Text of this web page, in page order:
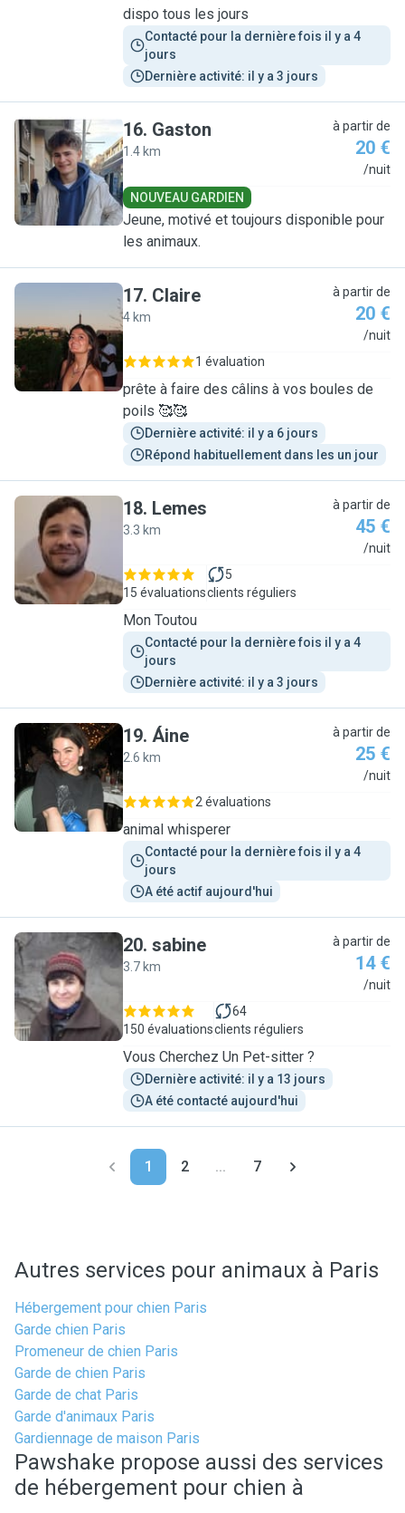
dispo tous les jours
Contacté pour la dernière fois il y a 4
jours
Dernière activité: il y a 3 jours
G
16. Gaston
1.4 km
à partir de
20 €
/nuit
NOUVEAU GARDIEN
Jeune, motivé et toujours disponible pour
les animaux.
C
17. Claire
4 km
à partir de
20 €
/nuit
1 évaluation
prête à faire des câlins à vos boules de
poils 🥰🥰
Dernière activité: il y a 6 jours
Répond habituellement dans les un jour
L
18. Lemes
3.3 km
à partir de
45 €
/nuit
15 évaluations
5
clients réguliers
Mon Toutou
Contacté pour la dernière fois il y a 4
jours
Dernière activité: il y a 3 jours
Á
19. Áine
2.6 km
à partir de
25 €
/nuit
2 évaluations
animal whisperer
Contacté pour la dernière fois il y a 4
jours
A été actif aujourd'hui
S
20. sabine
3.7 km
à partir de
14 €
/nuit
150 évaluations
64
clients réguliers
Vous Cherchez Un Pet-sitter ?
Dernière activité: il y a 13 jours
A été contacté aujourd'hui
1 2 ... 7
Autres services pour animaux à Paris
Hébergement pour chien Paris
Garde chien Paris
Promeneur de chien Paris
Garde de chien Paris
Garde de chat Paris
Garde d'animaux Paris
Gardiennage de maison Paris
Pawshake propose aussi des services
de hébergement pour chien à